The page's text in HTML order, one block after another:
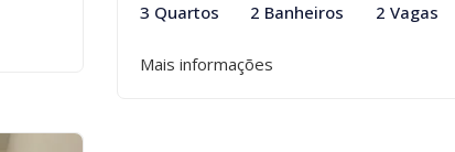
3 Quartos 2 Banheiros 2 Vagas
Mais informações